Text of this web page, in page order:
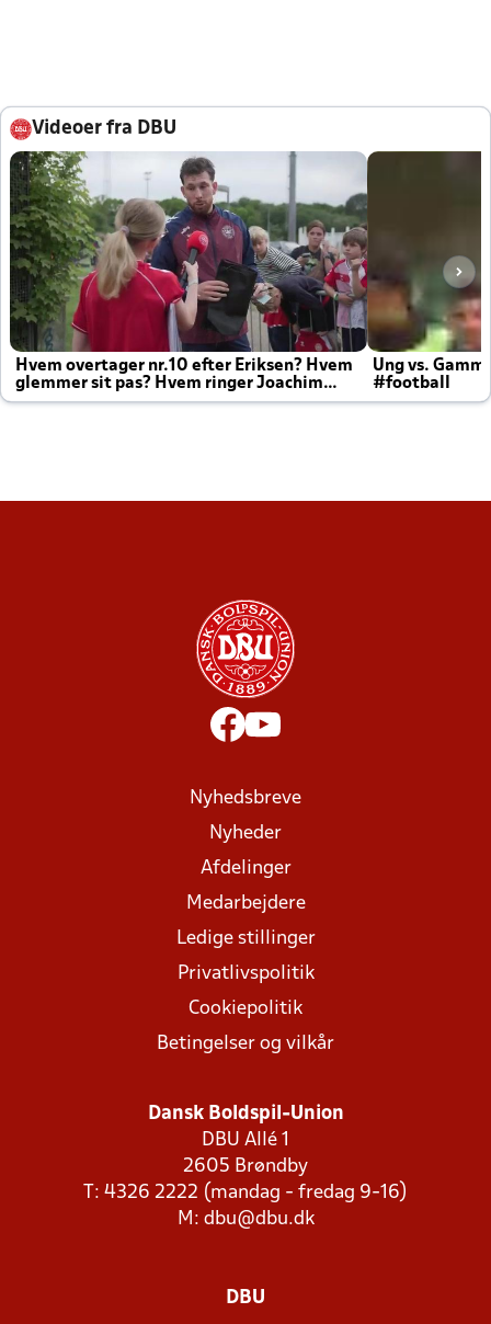
Videoer fra DBU
Hvem overtager nr.10 efter Eriksen? Hvem
glemmer sit pas? Hvem ringer Joachim
altid til efter kampe?
Ung vs.
#football
Nyhedsbreve
Nyheder
Afdelinger
Medarbejdere
Ledige stillinger
Privatlivspolitik
Cookiepolitik
Betingelser og vilkår
Dansk Boldspil-Union
DBU Allé 1
2605 Brøndby
T: 4326 2222 (mandag - fredag 9-16)
M: dbu@dbu.dk
DBU